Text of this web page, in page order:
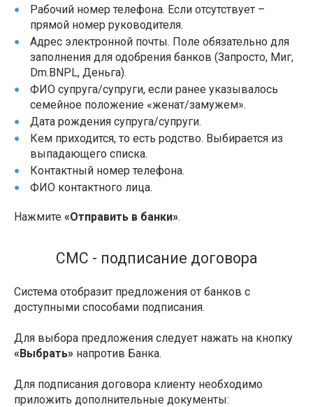
Рабочий номер телефона. Если отсутствует –
прямой номер руководителя.
Адрес электронной почты. Поле обязательно для
заполнения для одобрения банков (Запросто, Миг,
Dm.BNPL, Деньга).
ФИО супруга/супруги, если ранее указывалось
семейное положение «женат/замужем».
Дата рождения супруга/супруги.
Кем приходится, то есть родство. Выбирается из
выпадающего списка.
Контактный номер телефона.
ФИО контактного лица.
Нажмите «Отправить в банки».
СМС - подписание договора
Система отобразит предложения от банков с
доступными способами подписания.
Для выбора предложения следует нажать на кнопку
«Выбрать» напротив Банка.
Для подписания договора клиенту необходимо
приложить дополнительные документы: